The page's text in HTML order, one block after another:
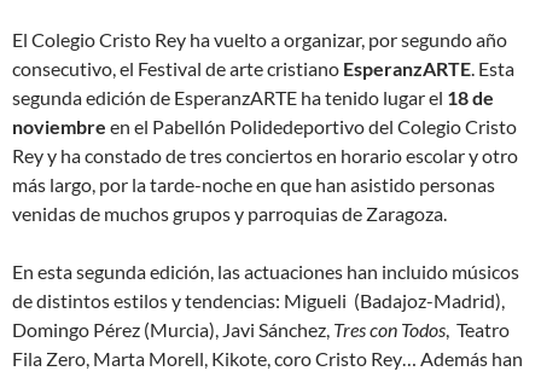
El Colegio Cristo Rey ha vuelto a organizar, por segundo año
consecutivo, el Festival de arte cristiano EsperanzARTE. Esta
segunda edición de EsperanzARTE ha tenido lugar el 18 de
noviembre en el Pabellón Polidedeportivo del Colegio Cristo
Rey y ha constado de tres conciertos en horario escolar y otro
más largo, por la tarde-noche en que han asistido personas
venidas de muchos grupos y parroquias de Zaragoza.
En esta segunda edición, las actuaciones han incluido músicos
de distintos estilos y tendencias: Migueli (Badajoz-Madrid),
Domingo Pérez (Murcia), Javi Sánchez, Tres con Todos, Teatro
Fila Zero, Marta Morell, Kikote, coro Cristo Rey… Además han